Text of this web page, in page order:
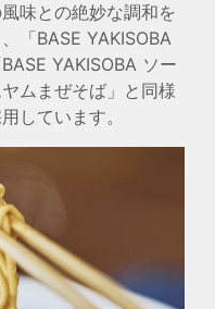
味との絶妙な調和を
「BASE YAKISOBA
YAKISOBA ソー
ムまぜそば」と同様
しています。